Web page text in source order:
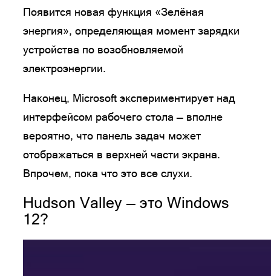
Появится новая функция «Зелёная
энергия», определяющая момент зарядки
устройства по возобновляемой
электроэнергии.
Наконец, Microsoft экспериментирует над
интерфейсом рабочего стола — вполне
вероятно, что панель задач может
отображаться в верхней части экрана.
Впрочем, пока что это все слухи.
Hudson Valley — это Windows
12?